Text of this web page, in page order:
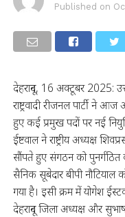
Published on
देहरादून, 16 अक्टूबर 2025:
राष्ट्रवादी रीजनल पार्टी ने
हुए कई प्रमुख पदों पर नई
ईष्टवाल ने राष्ट्रीय अध्यक्ष
सौंपते हुए संगठन को पुनर्गठित
सैनिक सूबेदार बीपी नौटियाल
गया है। इसी क्रम में योगेश
देहरादून जिला अध्यक्ष और